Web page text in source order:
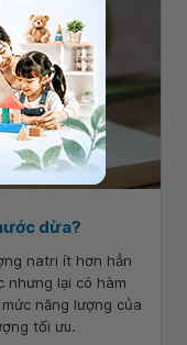
dừa?
natri ít hơn hẳn
nhưng lại có hàm
năng lượng của
tối ưu.